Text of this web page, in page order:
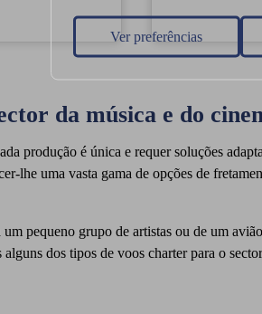
da música e do
produção é única e requer soluções
lhe uma vasta gama de opções de
pequeno grupo de artistas ou de um
alguns dos tipos de voos charter para o
Ver preferências